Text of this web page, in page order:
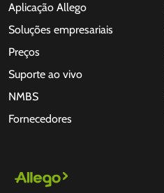
Aplicação Allego
Soluções empresariais
Preços
Suporte ao vivo
NMBS
Fornecedores